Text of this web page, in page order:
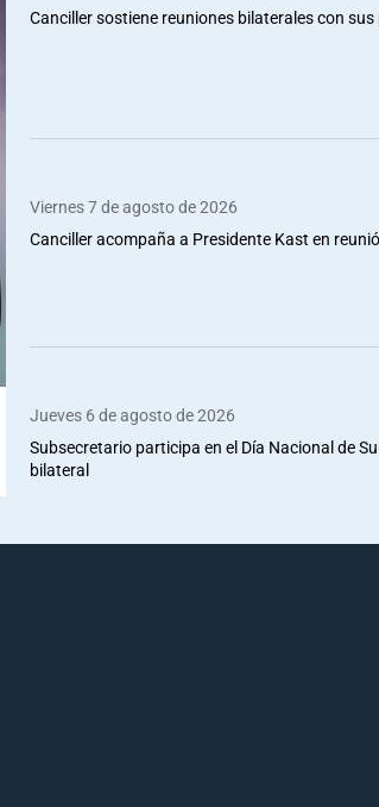
Canciller sostiene reuniones bilaterales con
Viernes 7 de agosto de 2026
Canciller acompaña a Presidente Kast en
Jueves 6 de agosto de 2026
Subsecretario participa en el Día Nacional de
bilateral